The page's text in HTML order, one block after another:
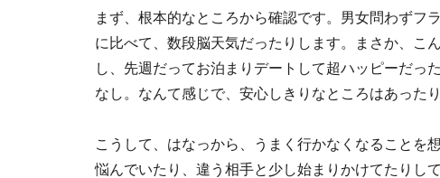
まず、根本的なところから確認です。男女問わずフ
に比べて、数段脳天気だったりします。まさか、こ
し、先週だってお泊まりデートして超ハッピーだっ
なし。なんて感じで、安心しきりなところはあったり
こうして、はなっから、うまく行かなくなることを
悩んでいたり、違う相手と少し始まりかけてたりし